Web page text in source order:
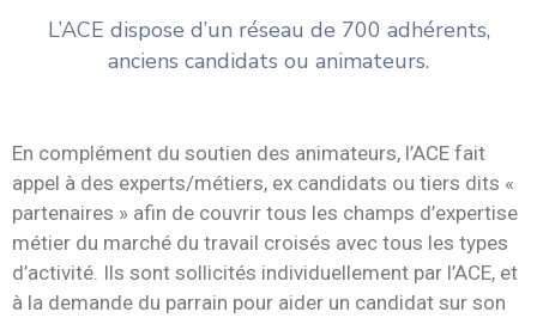
L’ACE dispose d’un réseau de 700 adhérents,
anciens candidats ou animateurs.
En complément du soutien des animateurs, l’ACE fait
appel à des experts/métiers, ex candidats ou tiers dits «
partenaires » afin de couvrir tous les champs d’expertise
métier du marché du travail croisés avec tous les types
d’activité. Ils sont sollicités individuellement par l’ACE, et
à la demande du parrain pour aider un candidat sur son